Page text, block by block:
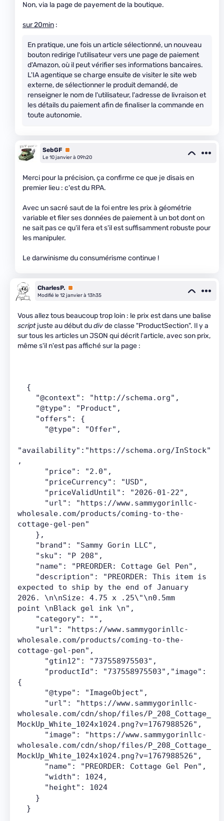
Non, via la page de payement de la boutique.
sur 20min :
En pratique, une fois un article sélectionné, un nouveau
bouton redirige l'utilisateur vers une page de paiement
d'Amazon, où il peut vérifier ses informations bancaires.
L'IA agentique se charge ensuite de visiter le site web
externe, de sélectionner le produit demandé, de
renseigner le nom de l'utilisateur, l'adresse de livraison et
les détails du paiement afin de finaliser la commande en
toute autonomie.
SebGF Premium
Le 10 janvier à 09h20
Merci pour la précision, ça confirme ce que je disais en
premier lieu : c'est du RPA.
Avec un sacré saut de la foi entre les prix à géométrie
variable et filer ses données de paiement à un bot dont on
ne sait pas ce qu'il fera et s'il est suffisamment robuste pour
les manipuler.
Le darwinisme du consumérisme continue !
CharlesP. Premium
Modifié le 12 janvier à 13h35
Vous allez tous beaucoup trop loin : le prix est dans une balise
scriptjuste au début dudivde classe "ProductSection". Il y a
sur tous les articles un JSON qui décrit l'article, avec son prix,
même s'il n'est pas affiché sur la page :
  {
    "@context": "http://schema.org",
    "@type": "Product",
    "offers": {
      "@type": "Offer",
"availability":"https://schema.org/InStock"
,
      "price": "2.0",
      "priceCurrency": "USD",
      "priceValidUntil": "2026-01-22",
wholesale.com/products/coming-to-the-
cottage-gel-pen"
    },
    "brand": "Sammy Gorin LLC",
    "sku": "P 208",
    "name": "PREORDER: Cottage Gel Pen",
expected to ship by the end of January
2026. \n\nSize: 4.75 x .25\"\n0.5mm
point \nBlack gel ink \n",
    "category": "",
wholesale.com/products/coming-to-the-
cottage-gel-pen",
      "gtin12": "737558975503",
{
      "@type": "ImageObject",
wholesale.com/cdn/shop/files/P_208_Cottage_
MockUp_White_1024x1024.png?v=1767988526",
wholesale.com/cdn/shop/files/P_208_Cottage_
MockUp_White_1024x1024.png?v=1767988526",
      "name": "PREORDER: Cottage Gel Pen",
      "width": 1024,
      "height": 1024
    }
  }